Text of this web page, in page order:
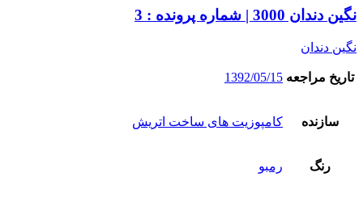
نگین دندان 3000 | شماره پرونده : 3
نگین دندان
تاریخ مراجعه 1392/05/15
سازنده کامپوزیت های ساخت اتریش
رنگ رمبو